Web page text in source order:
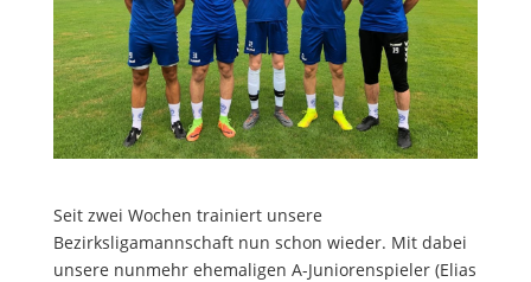
Seit zwei Wochen trainiert unsere
Bezirksligamannschaft nun schon wieder. Mit dabei
unsere nunmehr ehemaligen A-Juniorenspieler (Elias